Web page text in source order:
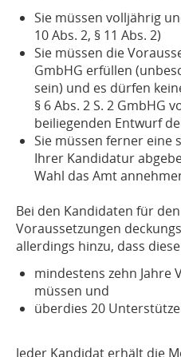
Sie müssen volljährig
10 Abs. 2, § 11 Abs. 2)
Sie müssen die
GmbHG erfüllen
sein) und es dürfen
§ 6 Abs. 2 S. 2 GmbHG
beiliegenden Entwurf
Sie müssen ferner eine
Ihrer Kandidatur
Wahl das Amt
Bei den Kandidaten für
Voraussetzungen
allerdings hinzu, dass
mindestens zehn Jahre
müssen und
überdies 20
Jeder Kandidat erhält die